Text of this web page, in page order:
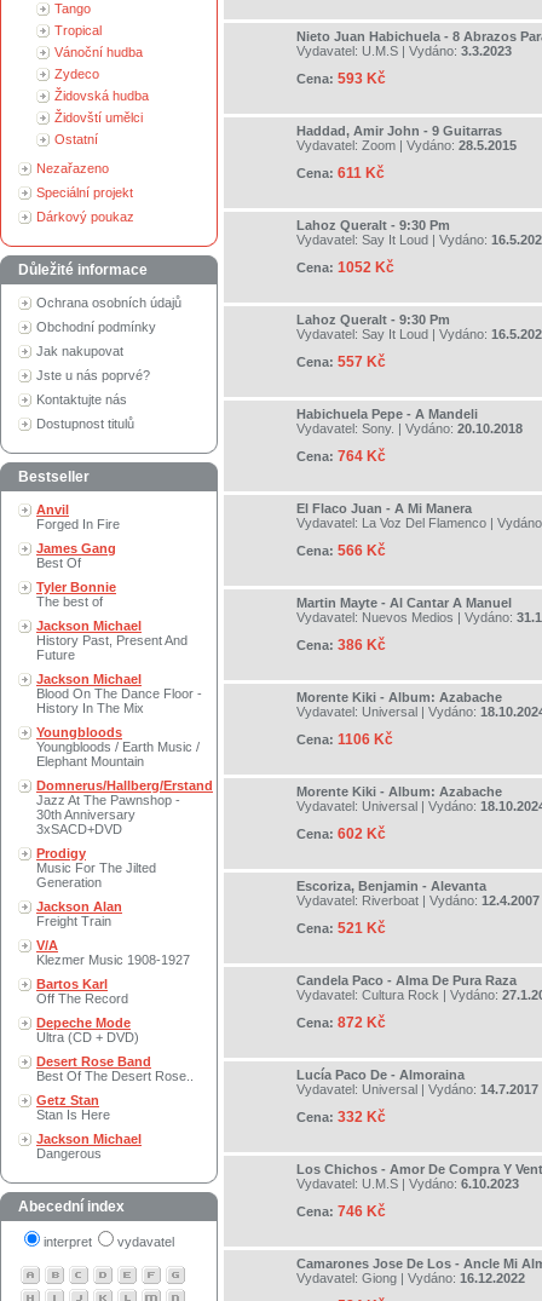
Tango
Tropical
Vánoční hudba
Zydeco
Židovská hudba
Židovští umělci
Ostatní
Nezařazeno
Speciální projekt
Dárkový poukaz
Důležité informace
Ochrana osobních údajů
Obchodní podmínky
Jak nakupovat
Jste u nás poprvé?
Kontaktujte nás
Dostupnost titulů
Bestseller
Anvil
Forged In Fire
James Gang
Best Of
Tyler Bonnie
The best of
Jackson Michael
History Past, Present And
Future
Jackson Michael
Blood On The Dance Floor -
History In The Mix
Youngbloods
Youngbloods / Earth Music /
Elephant Mountain
Domnerus/Hallberg/Erstand
Jazz At The Pawnshop -
30th Anniversary
3xSACD+DVD
Prodigy
Music For The Jilted
Generation
Jackson Alan
Freight Train
V/A
Klezmer Music 1908-1927
Bartos Karl
Off The Record
Depeche Mode
Ultra (CD + DVD)
Desert Rose Band
Best Of The Desert Rose..
Getz Stan
Stan Is Here
Jackson Michael
Dangerous
Abecední index
interpret vydavatel
Nieto Juan Habichuela - 8 Abrazos
Vydavatel: U.M.S | Vydáno: 3.3.2023
Cena: 593 Kč
Haddad, Amir John - 9 Guitarras
Vydavatel: Zoom | Vydáno: 28.5.2015
Cena: 611 Kč
Lahoz Queralt - 9:30 Pm
Vydavatel: Say It Loud | Vydáno:
Cena: 1052 Kč
Lahoz Queralt - 9:30 Pm
Vydavatel: Say It Loud | Vydáno:
Cena: 557 Kč
Habichuela Pepe - A Mandeli
Vydavatel: Sony. | Vydáno: 20.10.2018
Cena: 764 Kč
El Flaco Juan - A Mi Manera
Vydavatel: La Voz Del Flamenco |
Cena: 566 Kč
Martin Mayte - Al Cantar A Manuel
Vydavatel: Nuevos Medios | Vydáno:
Cena: 386 Kč
Morente Kiki - Album: Azabache
Vydavatel: Universal | Vydáno:
Cena: 1106 Kč
Morente Kiki - Album: Azabache
Vydavatel: Universal | Vydáno:
Cena: 602 Kč
Escoriza, Benjamin - Alevanta
Vydavatel: Riverboat | Vydáno: 12.4.2007
Cena: 521 Kč
Candela Paco - Alma De Pura Raza
Vydavatel: Cultura Rock | Vydáno:
Cena: 872 Kč
Lucía Paco De - Almoraina
Vydavatel: Universal | Vydáno: 14.7.2017
Cena: 332 Kč
Los Chichos - Amor De Compra Y
Vydavatel: U.M.S | Vydáno: 6.10.2023
Cena: 746 Kč
Camarones Jose De Los - Ancle Mi
Vydavatel: Giong | Vydáno: 16.12.2022